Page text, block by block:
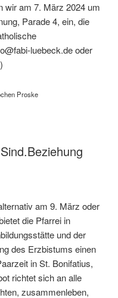
wir am 7. März 2024 um
Parade 4, ein, die
luebeck.deoder
Proske
am 9. März oder
die Pfarrei in
und der
des Erzbistums einen
in St. Bonifatius,
richtet sich an alle
zusammenleben,